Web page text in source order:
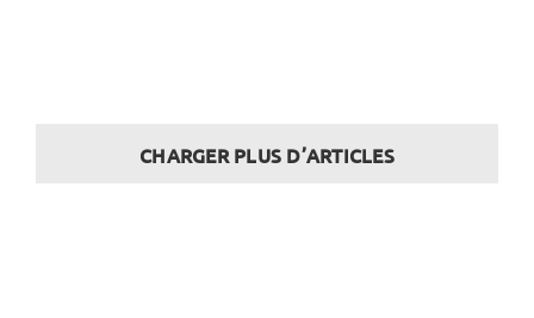
CHARGER PLUS D’ARTICLES